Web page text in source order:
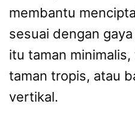
membantu
sesuai dengan
itu taman
taman tropis, atau
vertikal.